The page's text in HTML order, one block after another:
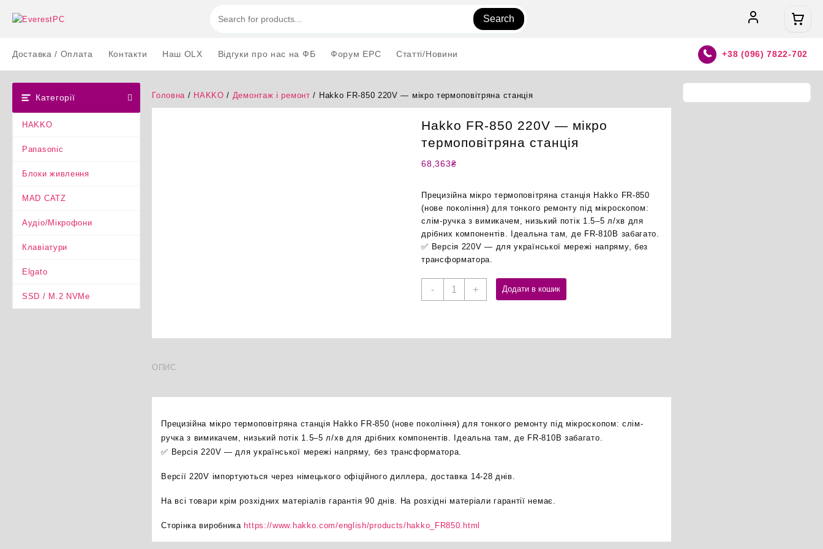
Search
Доставка / Оплата Контакти Наш OLX Відгуки про нас на ФБ Форум EPC Статті/Новини +38 (096) 7822-702
Категорії
HAKKO
Panasonic
Блоки живлення
MAD CATZ
Аудіо/Мікрофони
Клавіатури
Elgato
SSD / M.2 NVMe
Головна / HAKKO / Демонтаж і ремонт / Hakko FR-850 220V — мікро термоповітряна станція
Hakko FR-850 220V — мікро
термоповітряна станція
68,363₴
Прецизійна мікро термоповітряна станція Hakko FR-850
(нове покоління) для тонкого ремонту під мікроскопом:
слім-ручка з вимикачем, низький потік 1.5–5 л/хв для
дрібних компонентів. Ідеальна там, де FR-810B забагато.
✅ Версія 220V — для української мережі напряму, без
трансформатора.
-
Hakko
—
+ Додати в кошик
ОПИС
Прецизійна мікро термоповітряна станція Hakko FR-850 (нове покоління) для тонкого ремонту під мікроскопом: слім-
ручка з вимикачем, низький потік 1.5–5 л/хв для дрібних компонентів. Ідеальна там, де FR-810B забагато.
✅ Версія 220V — для української мережі напряму, без трансформатора.
Версії 220V імпортуються через німецького офіційного диллера, доставка 14-28 днів.
На всі товари крім розхідних матеріалів гарантія 90 днів. На розхідні матеріали гарантії немає.
Сторінка виробника https://www.hakko.com/english/products/hakko_FR850.html